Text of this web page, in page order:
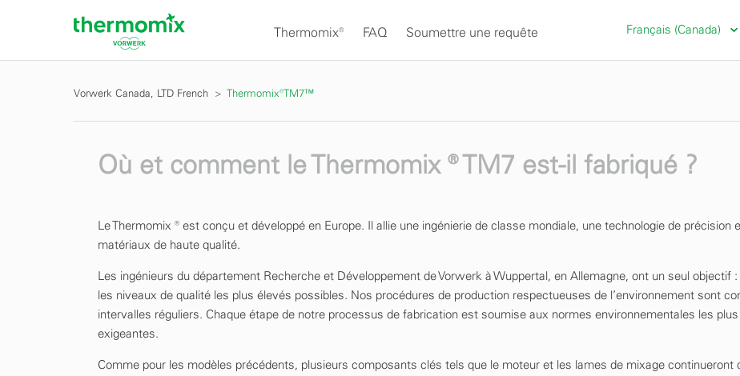
Thermomix® FAQ Soumettre une requête Français (Canada)
Vorwerk Canada, LTD French Thermomix®TM7™
Où et comment le Thermomix ® TM7 est-il fabriqué ?
Le Thermomix ® est conçu et développé en Europe. Il allie une ingénierie de classe mondiale, une technologie de précision
matériaux de haute qualité.
Les ingénieurs du département Recherche et Développement de Vorwerk à Wuppertal, en Allemagne, ont un seul objectif
les niveaux de qualité les plus élevés possibles. Nos procédures de production respectueuses de l’environnement sont
intervalles réguliers. Chaque étape de notre processus de fabrication est soumise aux normes environnementales les plus
exigeantes.
Comme pour les modèles précédents, plusieurs composants clés tels que le moteur et les lames de mixage continueront